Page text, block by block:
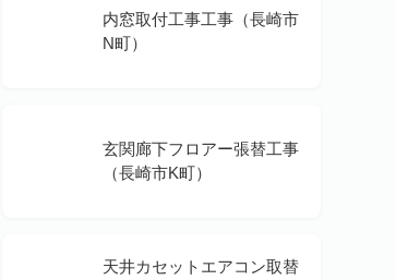
内窓取付工事工事（長崎市
N町）
玄関廊下フロアー張替工事
（長崎市K町）
天井カセットエアコン取替